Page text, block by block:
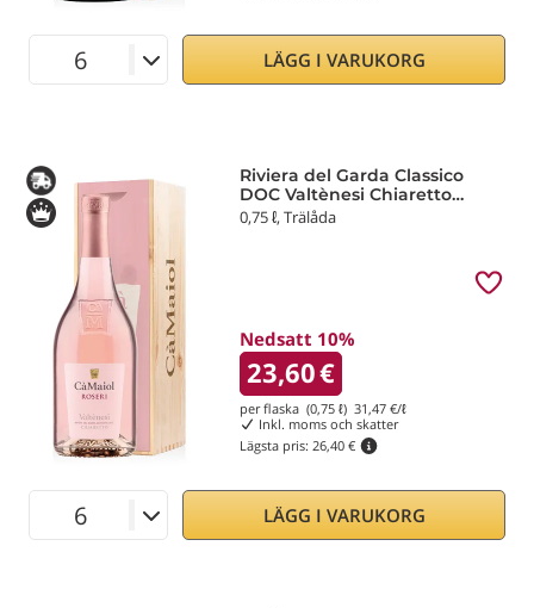
LÄGG I VARUKORG
Riviera del Garda Classico
DOC Valtènesi Chiaretto
Roseri 2025 Cà Maiol
0,75 ℓ, Trälåda
Nedsatt 10%
23,60€
per flaska (0,75 ℓ) 31,47€/ℓ
Inkl. moms och skatter
Lägsta pris: 26,40 €
LÄGG I VARUKORG